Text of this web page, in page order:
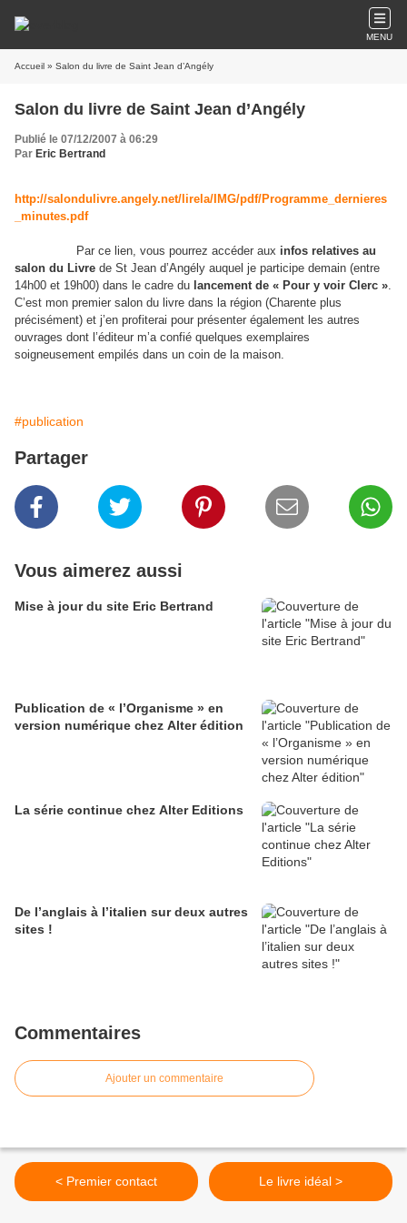
MENU
Accueil » Salon du livre de Saint Jean d’Angély
Salon du livre de Saint Jean d’Angély
Publié le 07/12/2007 à 06:29
Par Eric Bertrand
http://salondulivre.angely.net/lirela/IMG/pdf/Programme_dernieres
_minutes.pdf
Par ce lien, vous pourrez accéder aux infos relatives au
salon du Livre de St Jean d’Angély auquel je participe demain (entre
14h00 et 19h00) dans le cadre du lancement de « Pour y voir Clerc ».
C’est mon premier salon du livre dans la région (Charente plus
précisément) et j’en profiterai pour présenter également les autres
ouvrages dont l’éditeur m’a confié quelques exemplaires
soigneusement empilés dans un coin de la maison.
#publication
Partager
Vous aimerez aussi
Mise à jour du site Eric Bertrand
Publication de « l’Organisme » en
version numérique chez Alter édition
La série continue chez Alter Editions
De l’anglais à l’italien sur deux autres
sites !
Commentaires
Ajouter un commentaire
< Premier contact Le livre idéal >